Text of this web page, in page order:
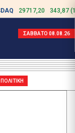
29717,20 343,87
ΣΑΒΒΑΤΟ 08.08.26
ΠΟΛΙΤΙΚΗ